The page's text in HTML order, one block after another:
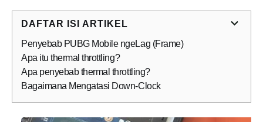
DAFTAR ISI ARTIKEL
Penyebab PUBG Mobile ngeLag (Frame)
Apa itu thermal throttling?
Apa penyebab thermal throttling?
Bagaimana Mengatasi Down-Clock